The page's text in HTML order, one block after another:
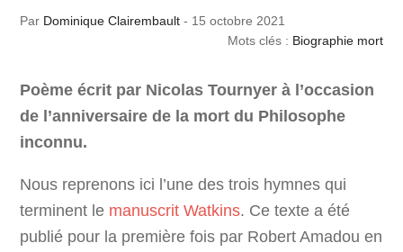
Par Dominique Clairembault - 15 octobre 2021
Mots clés : Biographie mort
Poème écrit par Nicolas Tournyerà l’occasion
de l’anniversaire de la mort du Philosophe
inconnu.
Nous reprenons ici l’une des trois hymnes qui
terminent le manuscrit Watkins. Ce texte a été
publié pour la première fois par Robert Amadou en